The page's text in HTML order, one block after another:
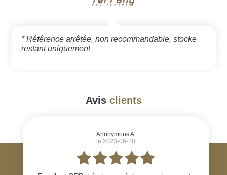
* Référence arrêtée, non recommandable, stocke
restant uniquement
Avis clients
Anonymous A.
le 2023-06-28